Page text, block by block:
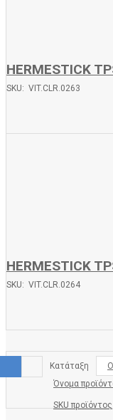
HERMESTICK
SKU: VIT.CLR.0263
HERMESTICK
SKU: VIT.CLR.0264
Κατάταξη
Όνομα
SKU προϊόντος